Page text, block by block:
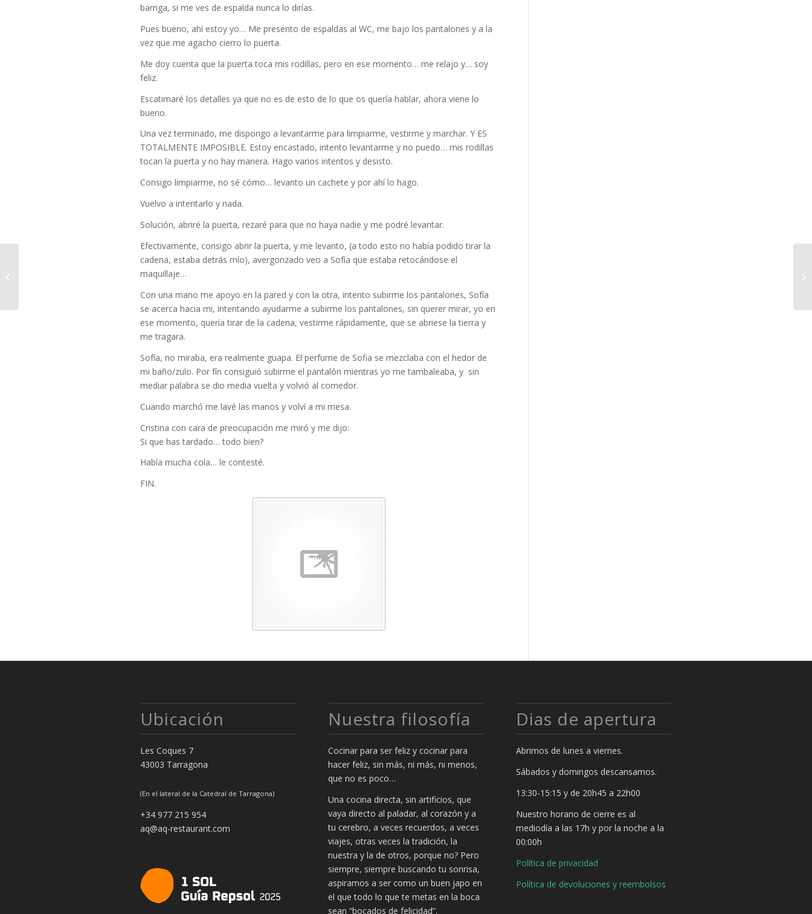
barriga, si me ves de espalda nunca lo dirías.
Pues bueno, ahí estoy yo… Me presento de espaldas al WC, me bajo los pantalones y a la
vez que me agacho cierro lo puerta.
Me doy cuenta que la puerta toca mis rodillas, pero en ese momento… me relajo y… soy
feliz.
Escatimaré los detalles ya que no es de esto de lo que os quería hablar, ahora viene lo
bueno.
Una vez terminado, me dispongo a levantarme para limpiarme, vestirme y marchar. Y ES
TOTALMENTE IMPOSIBLE. Estoy encastado, intento levantarme y no puedo… mis rodillas
tocan la puerta y no hay manera. Hago varios intentos y desisto.
Consigo limpiarme, no sé cómo… levanto un cachete y por ahí lo hago.
Vuelvo a intentarlo y nada.
Solución, abriré la puerta, rezaré para que no haya nadie y me podré levantar.
Efectivamente, consigo abrir la puerta, y me levanto, (a todo esto no había podido tirar la
cadena, estaba detrás mío), avergonzado veo a Sofía que estaba retocándose el
maquillaje…
Con una mano me apoyo en la pared y con la otra, intento subirme los pantalones, Sofía
se acerca hacia mi, intentando ayudarme a subirme los pantalones, sin querer mirar, yo en
ese momento, quería tirar de la cadena, vestirme rápidamente, que se abriese la tierra y
me tragara.
Sofía, no miraba, era realmente guapa. El perfume de Sofia se mezclaba con el hedor de
mi baño/zulo. Por fín consiguió subirme el pantalón mientras yo me tambaleaba, y sin
mediar palabra se dio media vuelta y volvió al comedor.
Cuando marchó me lavé las manos y volví a mi mesa.
Cristina con cara de preocupación me miró y me dijo:
Si que has tardado… todo bien?
Había mucha cola… le contesté.
FIN.
Ubicación
Les Coques 7
43003 Tarragona
(En el lateral de la Catedral de Tarragona)
+34 977 215 954
aq@aq-restaurant.com
Nuestra filosofía
Cocinar para ser feliz y cocinar para
hacer feliz, sin más, ni más, ni menos,
que no es poco…
Una cocina directa, sin artificios, que
vaya directo al paladar, al corazón y a
tu cerebro, a veces recuerdos, a veces
viajes, otras veces la tradición, la
nuestra y la de otros, porque no? Pero
siempre, siempre buscando tu sonrisa,
aspiramos a ser como un buen japo en
el que todo lo que te metas en la boca
sean “bocados de felicidad”.
Dias de apertura
Abrimos de lunes a viernes.
Sábados y domingos descansamos.
13:30-15:15 y de 20h45 a 22h00
Nuestro horario de cierre es al
mediodía a las 17h y por la noche a la
00:00h
Política de privacidad
Política de devoluciones y reembolsos